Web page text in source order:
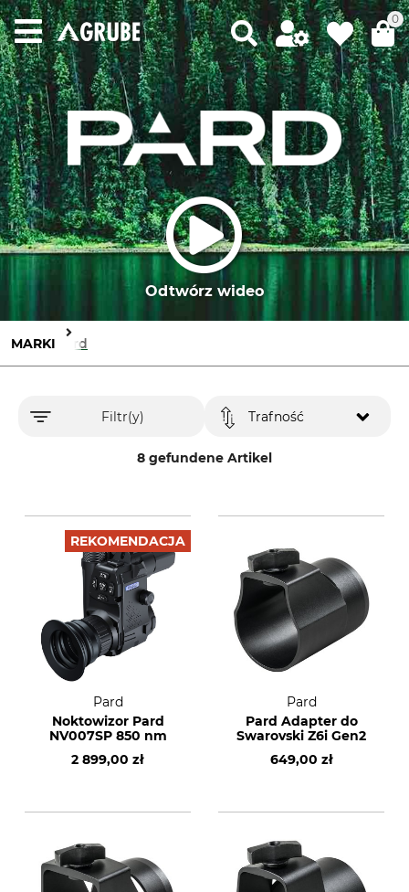
0
Odtwórz wideo
MARKI Pard
Filtr(y)
8 gefundene Artikel
Trafność
REKOMENDACJA
Pard
Noktowizor Pard
NV007SP 850 nm
2 899,00 zł
Pard
Pard Adapter do
Swarovski Z6i Gen2
649,00 zł